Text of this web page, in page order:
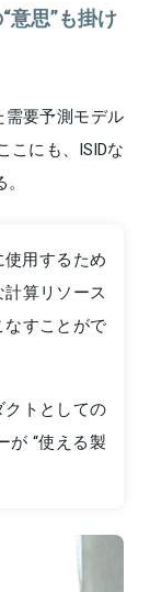
意思”も掛け
要予測モデル
こにも、ISIDな
用するため
算リソース
すことがで
トとしての
が “使える製